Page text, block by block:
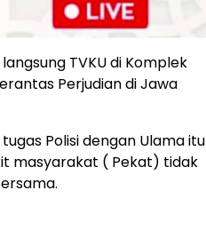
TVKU di Komplek
Perjudian di Jawa
Polisi dengan Ulama itu
masyarakat ( Pekat) tidak